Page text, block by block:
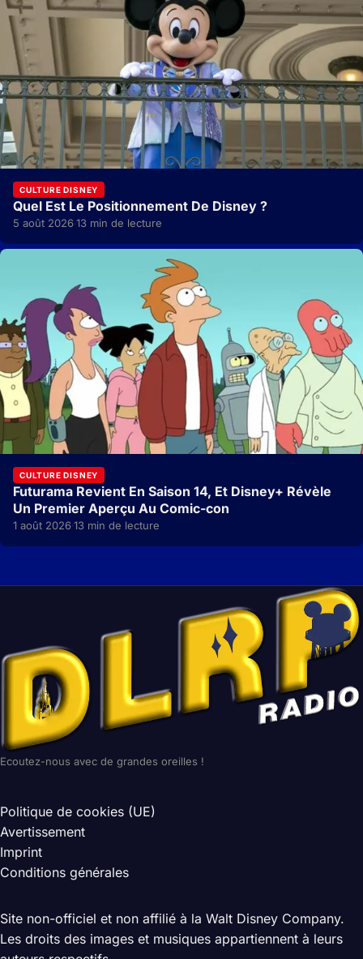
CULTURE DISNEY
Quel Est Le Positionnement De Disney ?
5 août 2026·13 min de lecture
CULTURE DISNEY
Futurama Revient En Saison 14, Et Disney+ Révèle
Un Premier Aperçu Au Comic-con
1 août 2026·13 min de lecture
Ecoutez-nous avec de grandes oreilles !
Politique de cookies (UE)
Avertissement
Imprint
Conditions générales
Site non-officiel et non affilié à la Walt Disney Company.
Les droits des images et musiques appartiennent à leurs